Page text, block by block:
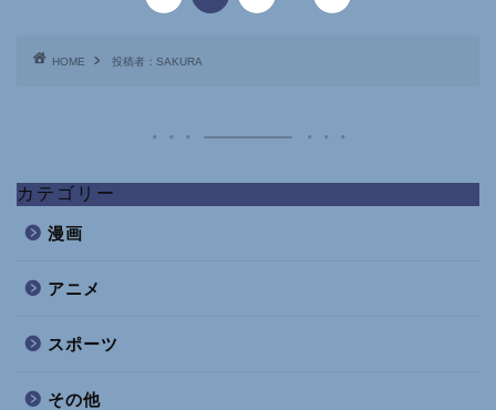
HOME 投稿者：SAKURA
カテゴリー
漫画
アニメ
スポーツ
その他